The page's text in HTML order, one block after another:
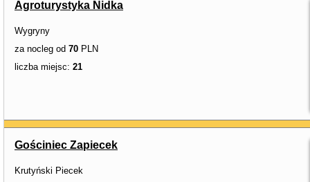
Agroturystyka Nidka
Wygryny
za nocleg od 70 PLN
liczba miejsc: 21
Gościniec Zapiecek
Krutyński Piecek